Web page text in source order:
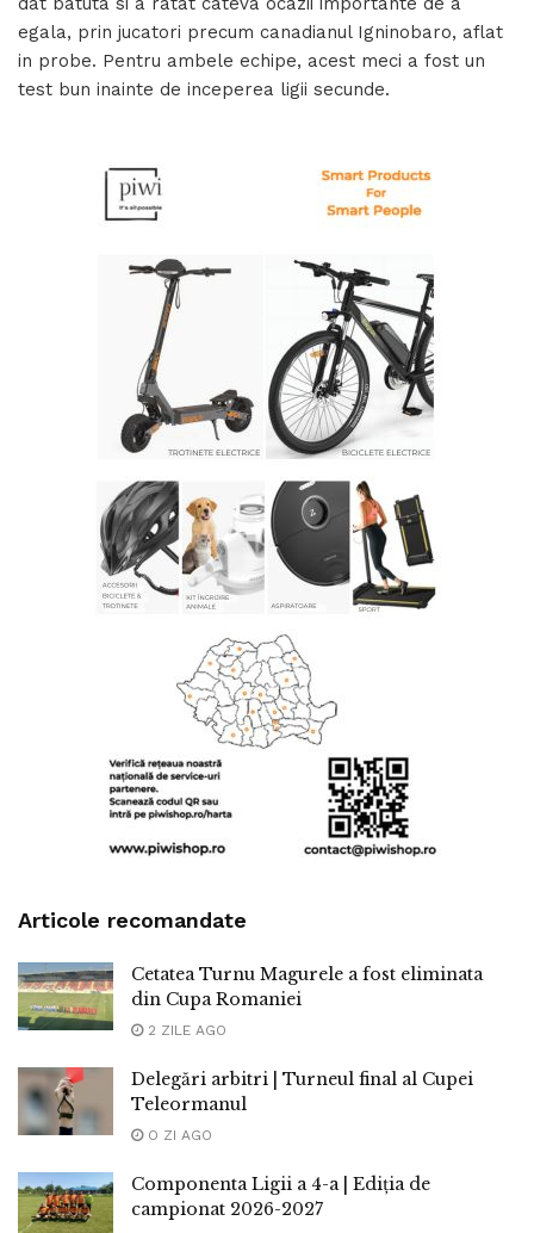
egala, prin jucatori precum canadianul Igninobaro, aflat
in probe. Pentru ambele echipe, acest meci a fost un
test bun inainte de inceperea ligii secunde.
Articole recomandate
Cetatea Turnu Magurele a fost eliminata
din Cupa Romaniei
2 ZILE AGO
Delegări arbitri | Turneul final al Cupei
Teleormanul
O ZI AGO
Componenta Ligii a 4-a | Ediția de
campionat 2026-2027